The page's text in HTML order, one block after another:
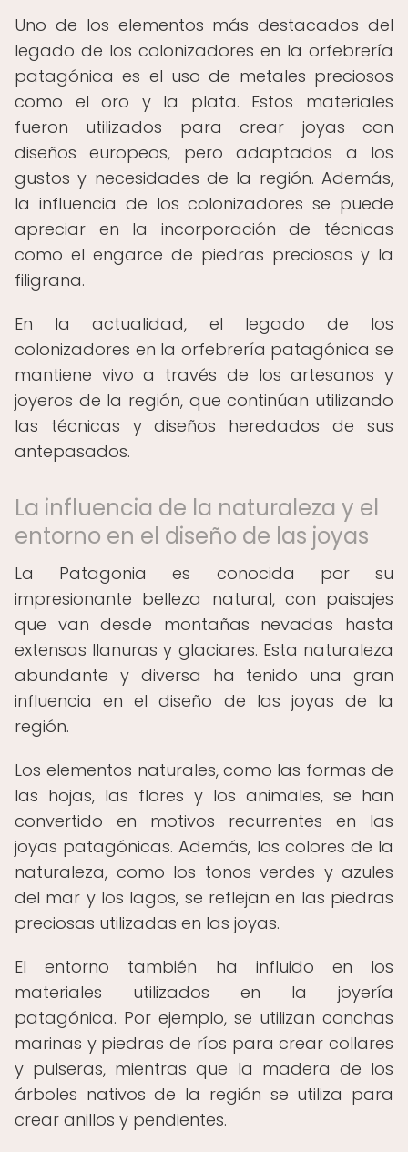
Uno de los elementos más destacados del
legado de los colonizadores en la orfebrería
patagónica es el uso de metales preciosos
como el oro y la plata. Estos materiales
fueron utilizados para crear joyas con
diseños europeos, pero adaptados a los
gustos y necesidades de la región. Además,
la influencia de los colonizadores se puede
apreciar en la incorporación de técnicas
como el engarce de piedras preciosas y la
filigrana.
En la actualidad, el legado de los
colonizadores en la orfebrería patagónica se
mantiene vivo a través de los artesanos y
joyeros de la región, que continúan utilizando
las técnicas y diseños heredados de sus
antepasados.
La influencia de la naturaleza y el
entorno en el diseño de las joyas
La Patagonia es conocida por su
impresionante belleza natural, con paisajes
que van desde montañas nevadas hasta
extensas llanuras y glaciares. Esta naturaleza
abundante y diversa ha tenido una gran
influencia en el diseño de las joyas de la
región.
Los elementos naturales, como las formas de
las hojas, las flores y los animales, se han
convertido en motivos recurrentes en las
joyas patagónicas. Además, los colores de la
naturaleza, como los tonos verdes y azules
del mar y los lagos, se reflejan en las piedras
preciosas utilizadas en las joyas.
El entorno también ha influido en los
materiales utilizados en la joyería
patagónica. Por ejemplo, se utilizan conchas
marinas y piedras de ríos para crear collares
y pulseras, mientras que la madera de los
árboles nativos de la región se utiliza para
crear anillos y pendientes.